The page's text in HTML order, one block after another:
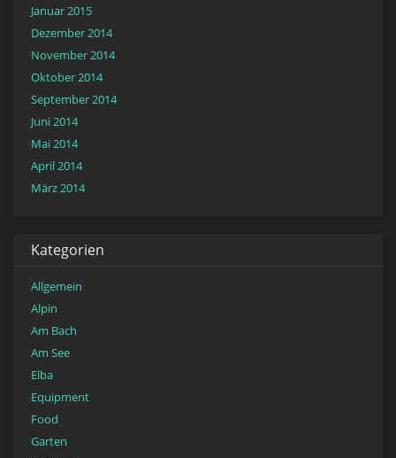
Januar 2015
Dezember 2014
November 2014
Oktober 2014
September 2014
Juni 2014
Mai 2014
April 2014
März 2014
Kategorien
Allgemein
Alpin
Am Bach
Am See
Elba
Equipment
Food
Garten